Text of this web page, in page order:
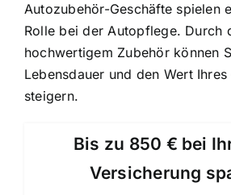
Autozubehör-Geschäfte spielen
Rolle bei der Autopflege. Durch
hochwertigem Zubehör können
Lebensdauer und den Wert
steigern.
Bis zu 850 € bei
Versicherung